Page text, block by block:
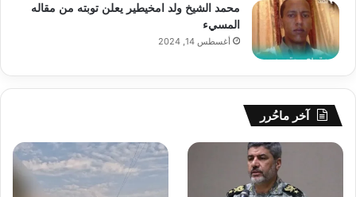
محمد الشيخ ولد امخيطير يعلن توبته من مقاله
المسيء
أغسطس 14, 2024
آخر ماحُرر